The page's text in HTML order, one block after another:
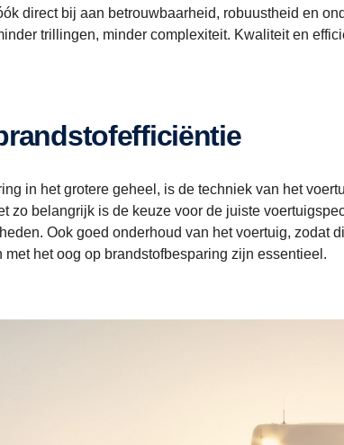
direct bij aan betrouwbaarheid, robuustheid en
trillingen, minder complexiteit. Kwaliteit en
in het grotere geheel, is de techniek van het
zo belangrijk is de keuze voor de juiste
Ook goed onderhoud van het voertuig, zodat
het oog op brandstofbesparing zijn essentieel.